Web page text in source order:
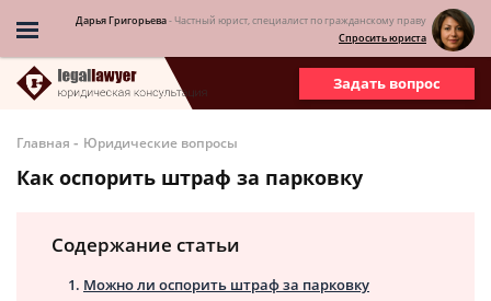
Дарья Григорьева- Частный юрист, специалист по гражданскому праву
Спросить юриста
Задать вопрос
Главная - Юридические вопросы
Как оспорить штраф за парковку
Содержание статьи
Можно ли оспорить штраф за парковку